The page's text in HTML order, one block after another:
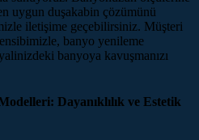
uygun duşakabin çözümünü
iletişime geçebilirsiniz. Müşteri
banyo yenileme
banyoya kavuşmanızı
Dayanıklılık ve Estetik